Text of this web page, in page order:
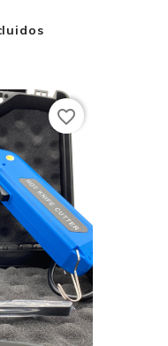
favorite_border